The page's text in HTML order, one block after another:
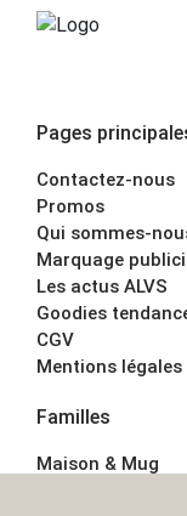
Pages
Contactez-nous
Promos
Qui sommes-
Marquage
Les actus ALVS
Goodies
CGV
Mentions légales
Familles
Maison & Mug